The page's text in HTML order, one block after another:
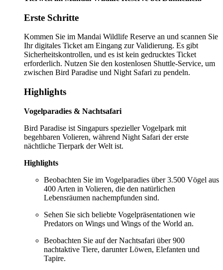
Erste Schritte
Kommen Sie im Mandai Wildlife Reserve an und scannen Sie
Ihr digitales Ticket am Eingang zur Validierung. Es gibt
Sicherheitskontrollen, und es ist kein gedrucktes Ticket
erforderlich. Nutzen Sie den kostenlosen Shuttle-Service, um
zwischen Bird Paradise und Night Safari zu pendeln.
Highlights
Vogelparadies & Nachtsafari
Bird Paradise ist Singapurs spezieller Vogelpark mit
begehbaren Volieren, während Night Safari der erste
nächtliche Tierpark der Welt ist.
Highlights
Beobachten Sie im Vogelparadies über 3.500 Vögel aus
400 Arten in Volieren, die den natürlichen
Lebensräumen nachempfunden sind.
Sehen Sie sich beliebte Vogelpräsentationen wie
Predators on Wings und Wings of the World an.
Beobachten Sie auf der Nachtsafari über 900
nachtaktive Tiere, darunter Löwen, Elefanten und
Tapire.